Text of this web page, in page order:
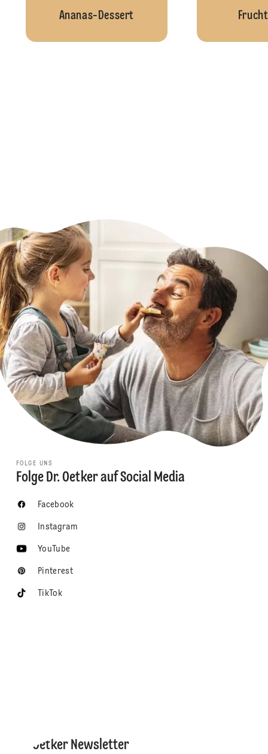
Ananas-Dessert
FOLGE UNS
Folge Dr. Oetker auf Social Media
Facebook
Instagram
YouTube
Pinterest
TikTok
Dr. Oetker Newsletter